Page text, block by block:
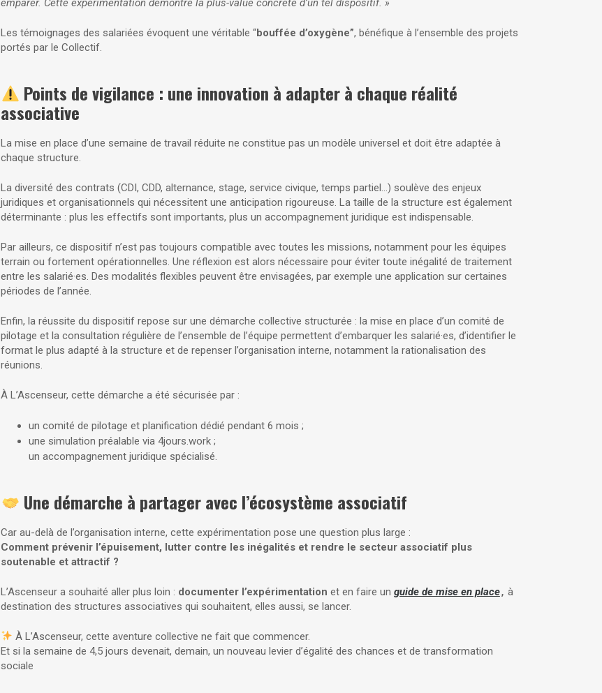
Les témoignages des salariées évoquent une véritable “bouffée d’oxygène”, bénéfique à l’ensemble des projets
portés par le Collectif.
Points de vigilance : une innovation à adapter à chaque réalité
associative
La mise en place d’une semaine de travail réduite ne constitue pas un modèle universel et doit être adaptée à
chaque structure.
La diversité des contrats (CDI, CDD, alternance, stage, service civique, temps partiel…) soulève des enjeux
juridiques et organisationnels qui nécessitent une anticipation rigoureuse. La taille de la structure est également
déterminante : plus les effectifs sont importants, plus un accompagnement juridique est indispensable.
Par ailleurs, ce dispositif n’est pas toujours compatible avec toutes les missions, notamment pour les équipes
terrain ou fortement opérationnelles. Une réflexion est alors nécessaire pour éviter toute inégalité de traitement
entre les salarié·es. Des modalités flexibles peuvent être envisagées, par exemple une application sur certaines
périodes de l’année.
Enfin, la réussite du dispositif repose sur une démarche collective structurée : la mise en place d’un comité de
pilotage et la consultation régulière de l’ensemble de l’équipe permettent d’embarquer les salarié·es, d’identifier le
format le plus adapté à la structure et de repenser l’organisation interne, notamment la rationalisation des
réunions.
À L’Ascenseur, cette démarche a été sécurisée par :
un comité de pilotage et planification dédié pendant 6 mois ;
une simulation préalable via 4jours.work ;
un accompagnement juridique spécialisé.
Une démarche à partager avec l’écosystème associatif
Car au-delà de l’organisation interne, cette expérimentation pose une question plus large :
Comment prévenir l’épuisement, lutter contre les inégalités et rendre le secteur associatif plus
soutenable et attractif ?
L’Ascenseur a souhaité aller plus loin : documenter l’expérimentation et en faire un guide de mise en place, à
destination des structures associatives qui souhaitent, elles aussi, se lancer.
À L’Ascenseur, cette aventure collective ne fait que commencer.
Et si la semaine de 4,5 jours devenait, demain, un nouveau levier d’égalité des chances et de transformation
sociale